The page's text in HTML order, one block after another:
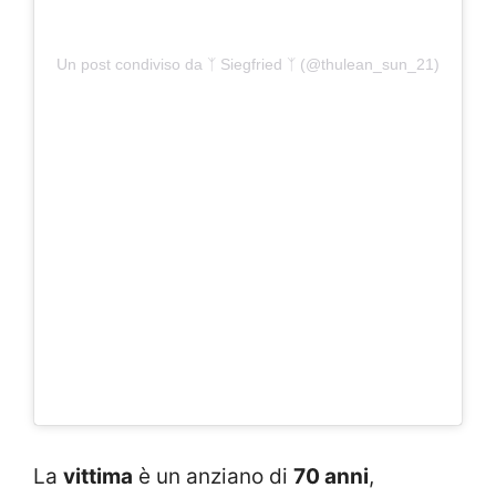
Un post condiviso da ᛉ Siegfried ᛉ (@thulean_sun_21)
La vittima è un anziano di 70 anni,